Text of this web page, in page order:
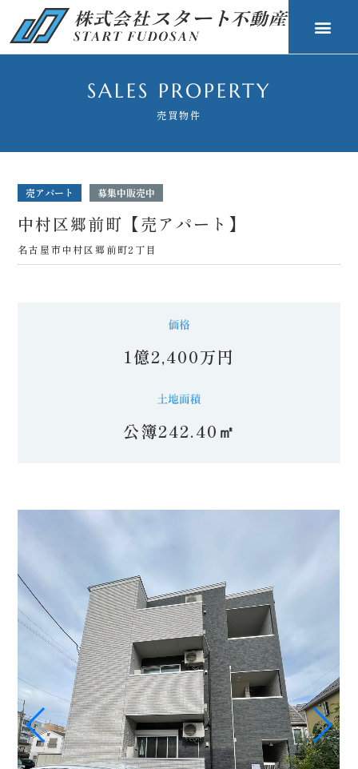
SALES PROPERTY
売買物件
売アパート 募集中販売中
中村区郷前町【売アパート】
名古屋市中村区郷前町2丁目
1億2,400万円
公簿242.40㎡